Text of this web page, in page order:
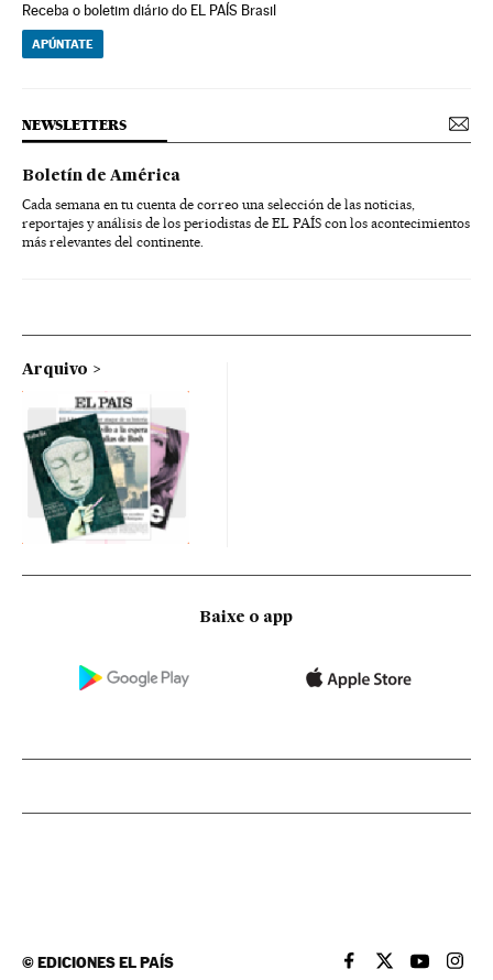
Receba o boletim diário do EL PAÍS Brasil
APÚNTATE
NEWSLETTERS
Boletín de América
Cada semana en tu cuenta de correo una selección de las noticias,
reportajes y análisis de los periodistas de EL PAÍS con los acontecimientos
más relevantes del continente.
Arquivo
Baixe o app
©EDICIONES EL PAÍS EL PAÍS BRASIL EN
EL PAÍSEL PAÍS
EL